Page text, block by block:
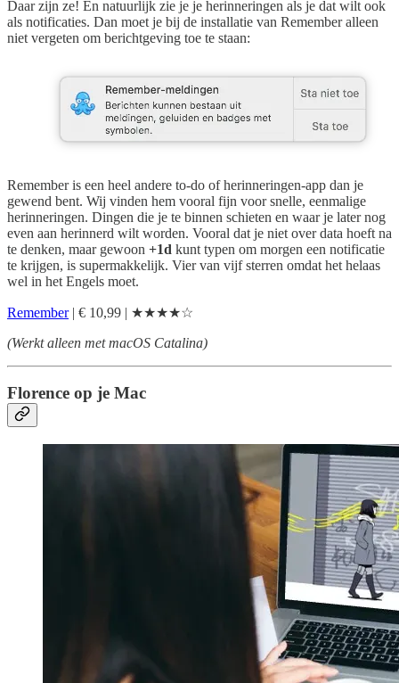
Daar zijn ze! En natuurlijk zie je je herinneringen als je dat wilt ook
als notificaties. Dan moet je bij de installatie van Remember alleen
niet vergeten om berichtgeving toe te staan:
Remember is een heel andere to-do of herinneringen-app dan je
gewend bent. Wij vinden hem vooral fijn voor snelle, eenmalige
herinneringen. Dingen die je te binnen schieten en waar je later nog
even aan herinnerd wilt worden. Vooral dat je niet over data hoeft na
te denken, maar gewoon +1d kunt typen om morgen een notificatie
te krijgen, is supermakkelijk. Vier van vijf sterren omdat het helaas
wel in het Engels moet.
Remember| € 10,99 | ★★★★☆
(Werkt alleen met macOS Catalina)
Florence op je Mac